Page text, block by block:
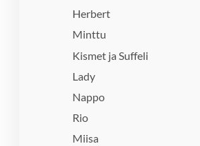
Herbert
Minttu
Kismet ja Suffeli
Lady
Nappo
Rio
Miisa